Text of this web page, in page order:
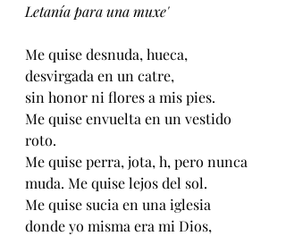
Letanía para una muxe'
Me quise desnuda, hueca,
desvirgada en un catre,
sin honor ni flores a mis pies.
Me quise envuelta en un vestido
roto.
Me quise perra, jota, h, pero nunca
muda. Me quise lejos del sol.
Me quise sucia en una iglesia
donde yo misma era mi Dios,